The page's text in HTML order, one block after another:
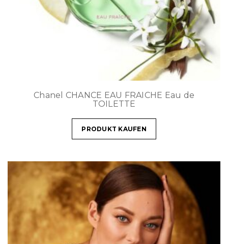
Chanel CHANCE EAU FRAICHE Eau de
TOILETTE
PRODUKT KAUFEN